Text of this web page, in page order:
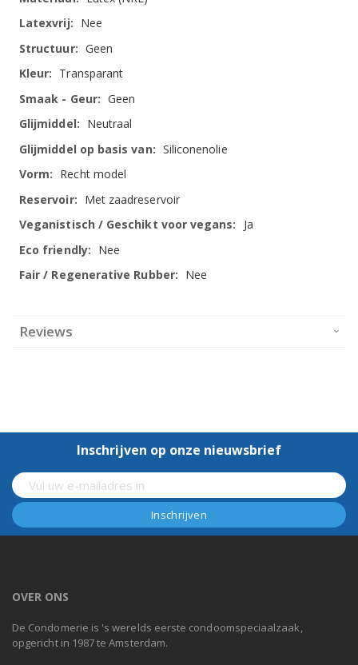
Nee
Geen
Transparant
Geen
Neutraal
Siliconenolie
Recht model
Met zaadreservoir
Ja
Nee
Nee
Reviews
Inschrijven op onze nieuwsbrief
OVER ONS
De Condomerie is 's werelds eerste condoomspeciaalzaak,
opgericht in 1987 te Amsterdam.